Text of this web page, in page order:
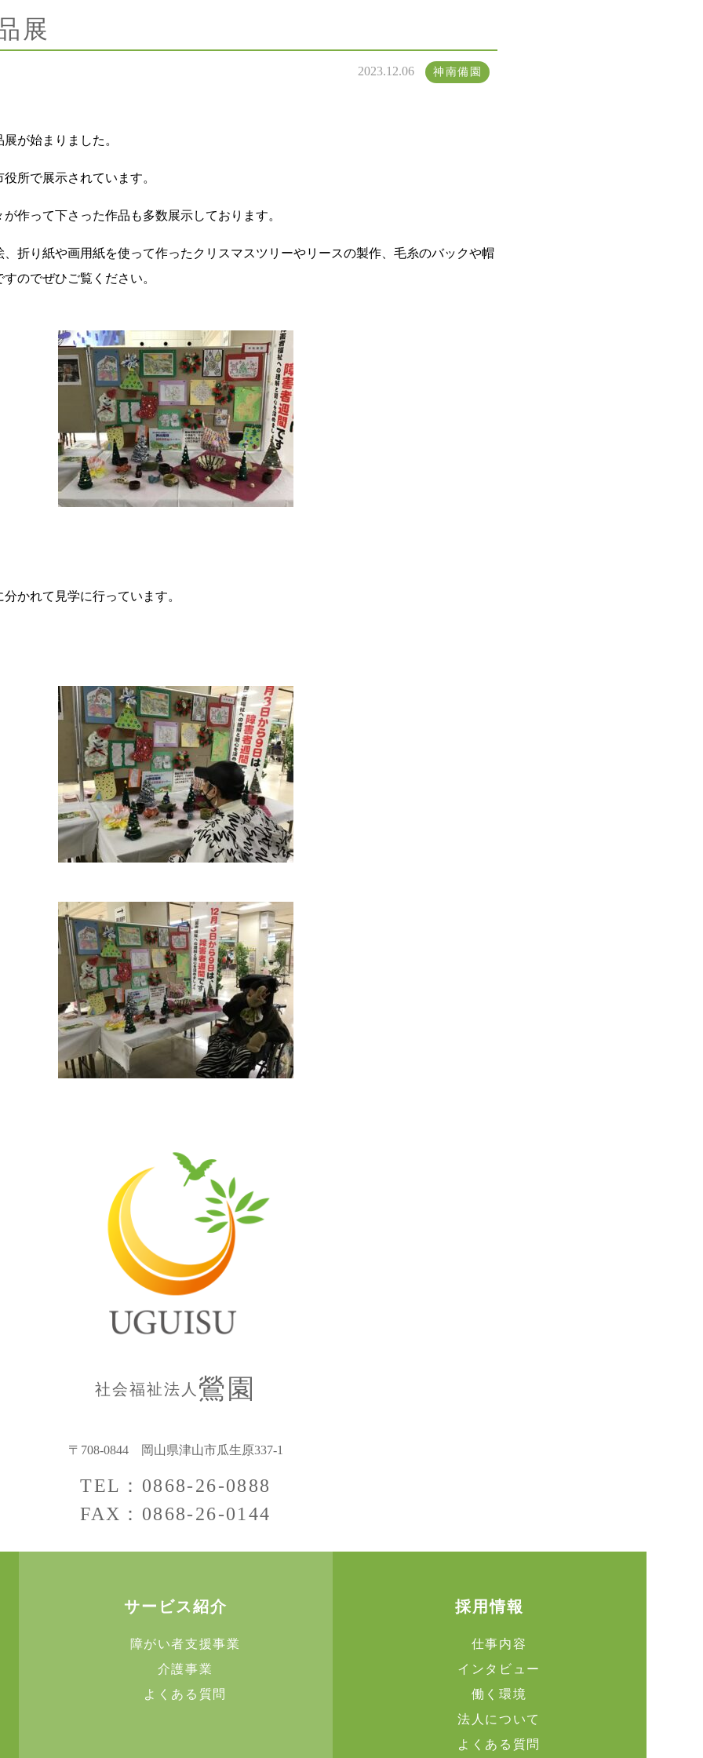
展
2023.12.06 神南備園
が始まりました。
所で展示されています。
作って下さった作品も多数展示しております。
、折り紙や画用紙を使って作ったクリスマスツリーやリースの製作、毛糸のバックや帽
のでぜひご覧ください。
かれて見学に行っています。
社会福祉法人 鶯園
〒708-0844 岡山県津山市瓜生原337-1
TEL：0868-26-0888
FAX：0868-26-0144
サービス紹介
障がい者支援事業
介護事業
よくある質問
採用情報
仕事内容
インタビュー
働く環境
法人について
よくある質問